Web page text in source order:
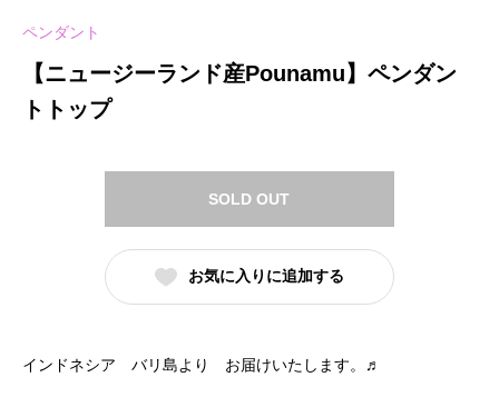
ペンダント
【ニュージーランド産Pounamu】ペンダン
トトップ
SOLD OUT
お気に入りに追加する
インドネシア バリ島より お届けいたします。♬